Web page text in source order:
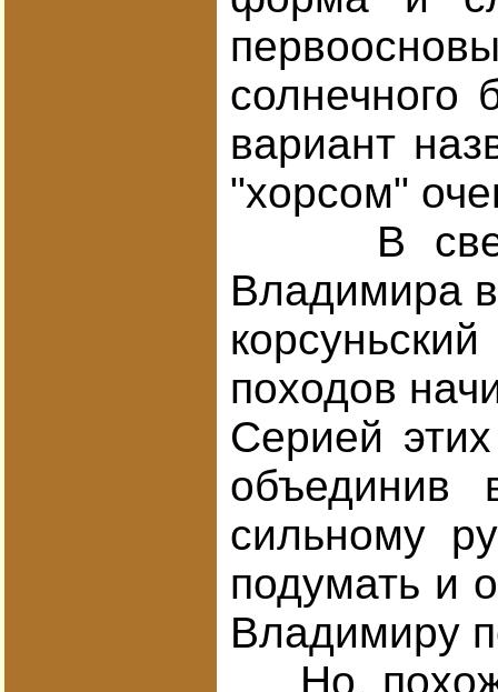
солнечного
вариант
"хорсом"
В свете
Владимира
походов
Серией
объединив
сильному
подумать и
Владимиру
Но,